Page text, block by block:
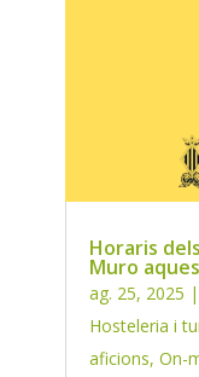
Horaris
Muro
ag. 25, 2025 |
Hosteleria i
aficions, On-